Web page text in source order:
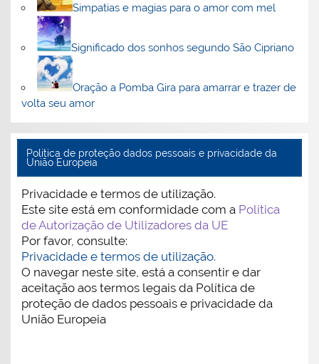
Simpatias e magias para o amor com mel
Significado dos sonhos segundo São Cipriano
Oração a Pomba Gira para amarrar e trazer de
volta seu amor
Politica de proteção dados pessoais e privacidade da
União Europeia
Privacidade e termos de utilização.
Este site está em conformidade com a Política
de Autorização de Utilizadores da UE
Por favor, consulte:
Privacidade e termos de utilização.
O navegar neste site, está a consentir e dar
aceitação aos termos legais da Política de
proteção de dados pessoais e privacidade da
União Europeia